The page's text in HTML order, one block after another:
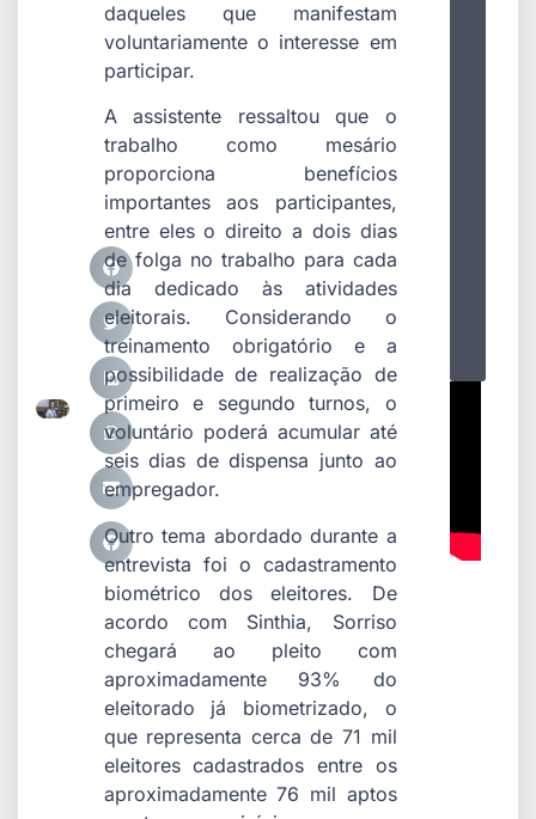
daqueles que manifestam
voluntariamente o interesse em
participar.
A assistente ressaltou que o
trabalho como mesário
proporciona benefícios
importantes aos participantes,
entre eles o direito a dois dias
de folga no trabalho para cada
dia dedicado às atividades
eleitorais. Considerando o
treinamento obrigatório e a
possibilidade de realização de
primeiro e segundo turnos, o
voluntário poderá acumular até
seis dias de dispensa junto ao
empregador.
Outro tema abordado durante a
entrevista foi o cadastramento
biométrico dos eleitores. De
acordo com Sinthia, Sorriso
chegará ao pleito com
aproximadamente 93% do
eleitorado já biometrizado, o
que representa cerca de 71 mil
eleitores cadastrados entre os
aproximadamente 76 mil aptos